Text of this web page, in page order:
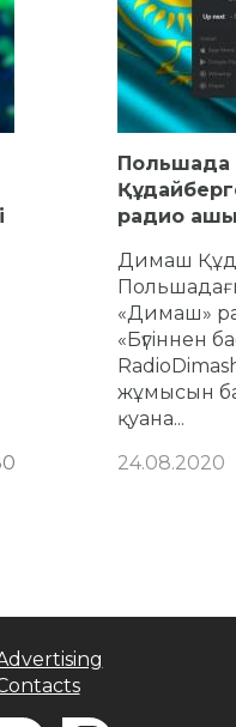
радио
Димаш
«Димаш»
«Бүгіннен
жұмысын
қуана...
24.08.2020